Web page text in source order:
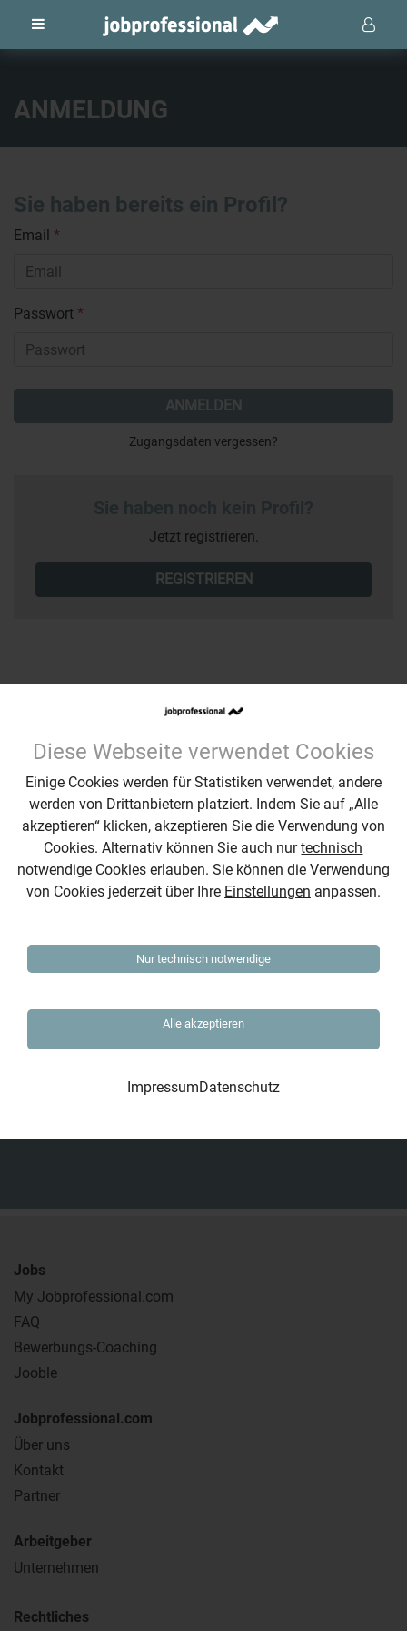
Diese Webseite verwendet Cookies
Einige Cookies werden für Statistiken verwendet, andere
werden von Drittanbietern platziert. Indem Sie auf „Alle
akzeptieren“ klicken, akzeptieren Sie die Verwendung von
Cookies. Alternativ können Sie auch nurtechnisch
notwendige Cookies erlauben. Sie können die Verwendung
von Cookies jederzeit über Ihre Einstellungen anpassen.
Nur technisch notwendige
Alle akzeptieren
ImpressumDatenschutz
ANMELDUNG
Sie haben bereits ein Profil?
Email *
Passwort *
ANMELDEN
Zugangsdaten vergessen?
Jetzt registrieren.
REGISTRIEREN
Ihr Kontakt zu uns
Wir sind für Sie erreichbar: Montags – Freitags
von 9 – 17 Uhr
DIE JOB-BÖRSE GMBH MÜNCHEN
Dietlindenstraße 15
Tel.: 089-27312570
Fax: 089-27312571
DIE JOB-BÖRSE GMBH HAMBURG
Von Melle-Park 2
Tel.: 040-41623840
Jobs
My Jobprofessional.com
FAQ
Bewerbungs-Coaching
Jooble
Jobprofessional.com
Über uns
Kontakt
Partner
Arbeitgeber
Unternehmen
Rechtliches